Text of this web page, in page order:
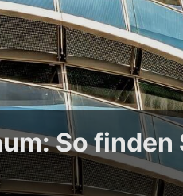
So finden